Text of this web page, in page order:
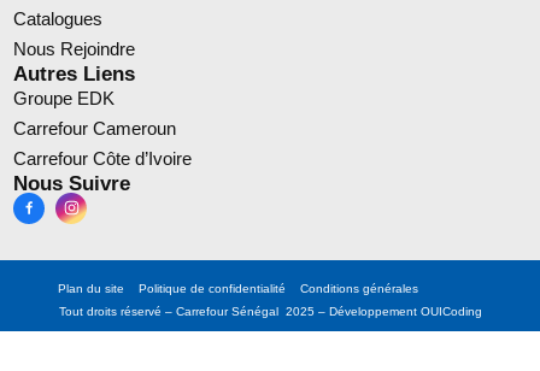
Catalogues
Nous Rejoindre
Autres Liens
Groupe EDK
Carrefour Cameroun
Carrefour Côte d’Ivoire
Nous Suivre
Plan du site Politique de confidentialité
Conditions générales
Tout droits réservé – Carrefour Sénégal 2025 – Développement OUICoding